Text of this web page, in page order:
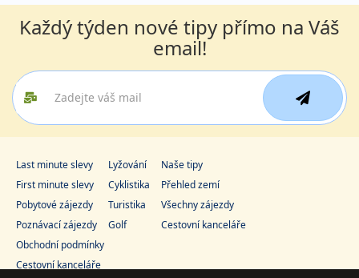
Každý týden nové tipy přímo na Váš
email!
Last minute slevy
First minute slevy
Pobytové zájezdy
Poznávací zájezdy
Lyžování
Cyklistika
Turistika
Golf
Naše tipy
Přehled zemí
Všechny zájezdy
Cestovní kanceláře
Obchodní podmínky
Cestovní kanceláře